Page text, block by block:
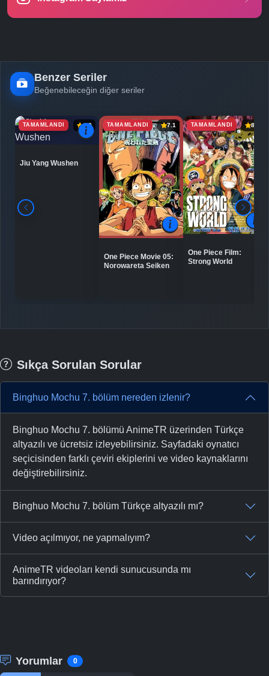
-Bölüm No: 27
-Bölüm No:
-Bölüm No: 29
-Bölüm No: 39
- Bölüm No: 40
-Bölüm No:
-Bölüm No: 42
Bölüm No:
-Bölüm No: 44
-Bölüm No: 46
Bölüm No: 47
Bölüm No:
-Bölüm No: 51
Benzer Seriler
Beğenebileceğin diğer seriler
TAMAMLANDI 6.9
Jiu Yang Wushen
TAMAMLANDI 7.1
One Piece Movie 05:
Norowareta Seiken
TAMAMLANDI 8.0
One Piece Film:
Strong World
Sıkça Sorulan Sorular
Binghuo Mochu 7. bölüm nereden izlenir?
Binghuo Mochu 7. bölümü AnimeTR üzerinden Türkçe
altyazılı ve ücretsiz izleyebilirsiniz. Sayfadaki oynatıcı
seçicisinden farklı çeviri ekiplerini ve video kaynaklarını
değiştirebilirsiniz.
Binghuo Mochu 7. bölüm Türkçe altyazılı mı?
Video açılmıyor, ne yapmalıyım?
AnimeTR videoları kendi sunucusunda mı
barındırıyor?
Yorumlar 0